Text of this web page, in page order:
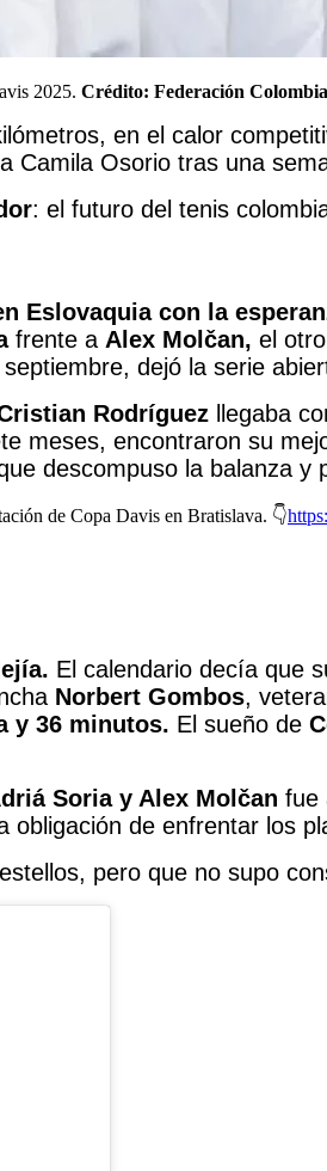
2025. Crédito: Federación
en el calor
Camila Osorio tras una
: el futuro del tenis
Eslovaquia con la
frente a Alex Molčan, el
dejó la serie
Rodríguez llegaba
meses, encontraron su
descompuso la balanza y
de Copa Davis en Bratislava. 👇
El calendario decía que
Norbert Gombos,
y 36 minutos. El sueño de
Soria y Alex Molčan fue
obligación de enfrentar los
pero que no supo